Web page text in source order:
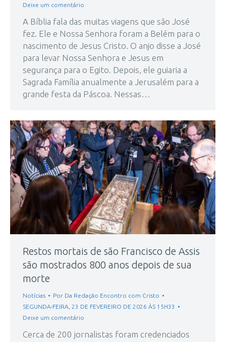
Deixe um comentário
A Bíblia fala das muitas viagens que são José
fez. Ele e Nossa Senhora foram a Belém para o
nascimento de Jesus Cristo. O anjo disse a José
para levar Nossa Senhora e Jesus em
segurança para o Egito. Depois, ele guiaria a
Sagrada Família anualmente a Jerusalém para a
grande festa da Páscoa. Nessas…
Restos mortais de são Francisco de Assis
são mostrados 800 anos depois de sua
morte
Notícias Por Da Redação Encontro com Cristo
SEGUNDA-FEIRA, 23 DE FEVEREIRO DE 2026 ÀS 15H33
Deixe um comentário
Cerca de 200 jornalistas foram credenciados